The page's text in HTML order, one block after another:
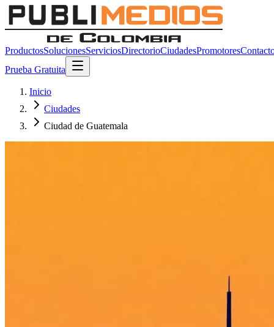
ProductosSolucionesServiciosDirectorioCiudadesPromotores
Prueba Gratuita
Inicio
Ciudades
Ciudad de Guatemala